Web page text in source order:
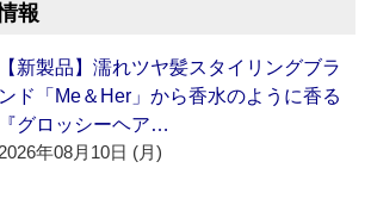
報
【新製品】濡れツヤ髪スタイリングブラ
ンド「Me＆Her」から香水のように香る
『グロッシーヘア…
2026年08月10日 (月)